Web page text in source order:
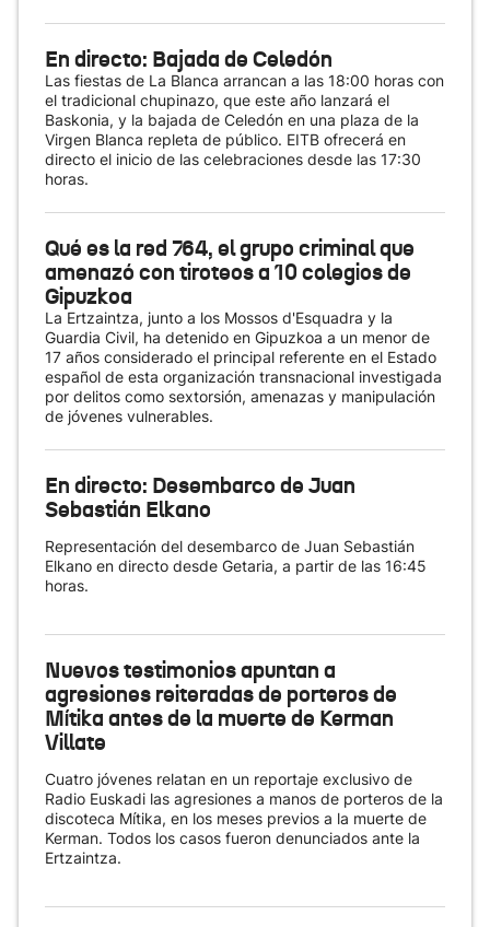
En directo: Bajada de Celedón
Las fiestas de La Blanca arrancan a las 18:00 horas con
el tradicional chupinazo, que este año lanzará el
Baskonia, y la bajada de Celedón en una plaza de la
Virgen Blanca repleta de público. EITB ofrecerá en
directo el inicio de las celebraciones desde las 17:30
horas.
Qué es la red 764, el grupo criminal que
amenazó con tiroteos a 10 colegios de
Gipuzkoa
La Ertzaintza, junto a los Mossos d'Esquadra y la
Guardia Civil, ha detenido en Gipuzkoa a un menor de
17 años considerado el principal referente en el Estado
español de esta organización transnacional investigada
por delitos como sextorsión, amenazas y manipulación
de jóvenes vulnerables.
En directo: Desembarco de Juan
Sebastián Elkano
Representación del desembarco de Juan Sebastián
Elkano en directo desde Getaria, a partir de las 16:45
horas.
Nuevos testimonios apuntan a
agresiones reiteradas de porteros de
Mítika antes de la muerte de Kerman
Villate
Cuatro jóvenes relatan en un reportaje exclusivo de
Radio Euskadi las agresiones a manos de porteros de la
discoteca Mítika, en los meses previos a la muerte de
Kerman. Todos los casos fueron denunciados ante la
Ertzaintza.